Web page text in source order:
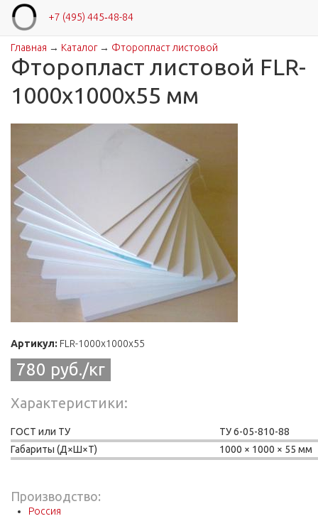
+7 (495) 445‑48-84
Вы здесь
Главная → Каталог→ Фторопласт листовой
Фторопласт листовой FLR-
1000x1000x55 мм
Артикул: FLR-1000x1000x55
780 руб./кг
Характеристики
ГОСТ или ТУ
ТУ 6-05-810-88
Габариты (Д×Ш×Т)
1000 1000 55 мм
Производство:
Россия